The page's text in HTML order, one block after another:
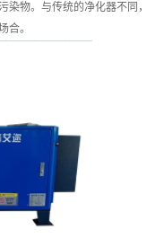
物。与传统的净化器不同
合。